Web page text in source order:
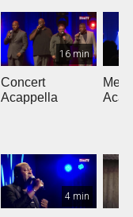
16 min
Concert
Acappella
4 min